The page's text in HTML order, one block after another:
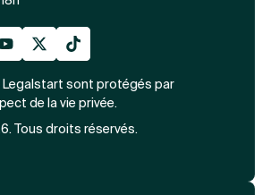
Legalstart sont protégés par
de la vie privée.
Tous droits réservés.